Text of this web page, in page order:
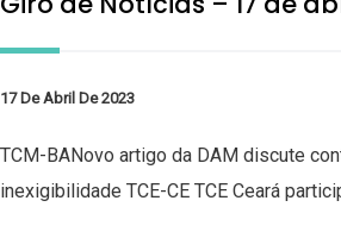
17 De Abril De 2023
TCM-BANovo artigo da DAM discute
inexigibilidade TCE-CE TCE Ceará